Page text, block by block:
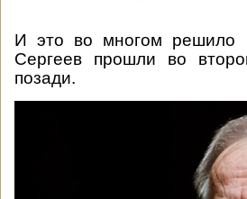
И это во многом решило
Сергеев прошли во
позади.